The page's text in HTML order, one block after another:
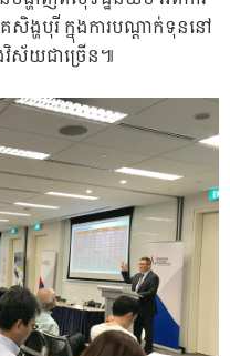
ង្ហបុរី ក្នុងការបណ្តាក់ទុននៅ
វិស័យជាច្រើន៕